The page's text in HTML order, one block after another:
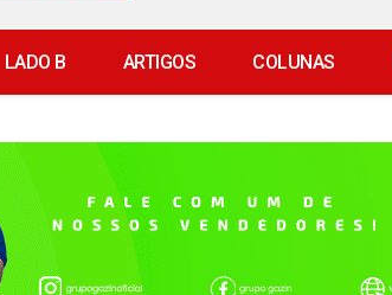
LADO B ARTIGOS COLUNAS